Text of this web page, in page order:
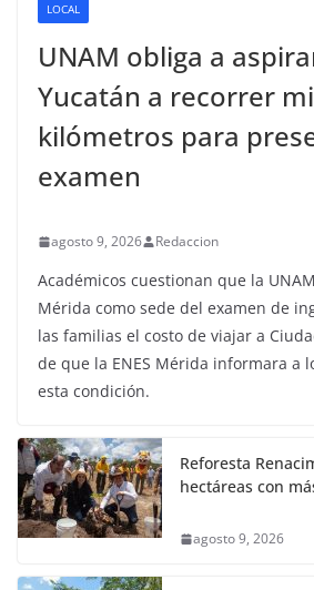
LOCAL
UNAM obliga a
Yucatán a recorrer
kilómetros para
examen
agosto 9, 2026 Redaccion
Académicos cuestionan que la
Mérida como sede del examen de
las familias el costo de viajar a
de que la ENES Mérida informara a
esta condición.
Reforesta
hectáreas con
agosto 9, 2026